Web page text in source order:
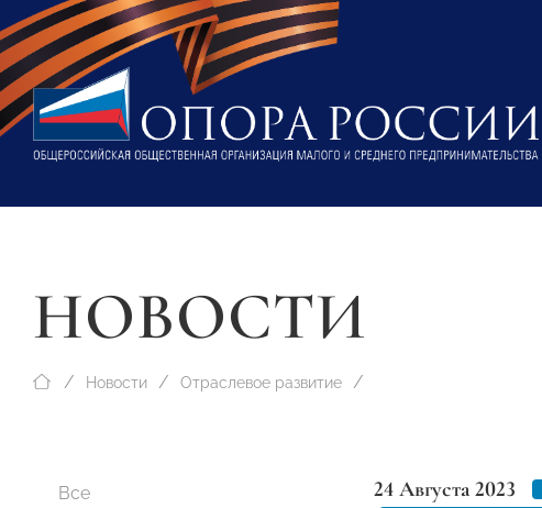
НОВОСТИ
Новости Отраслевое развитие
Все
24 Августа 2023